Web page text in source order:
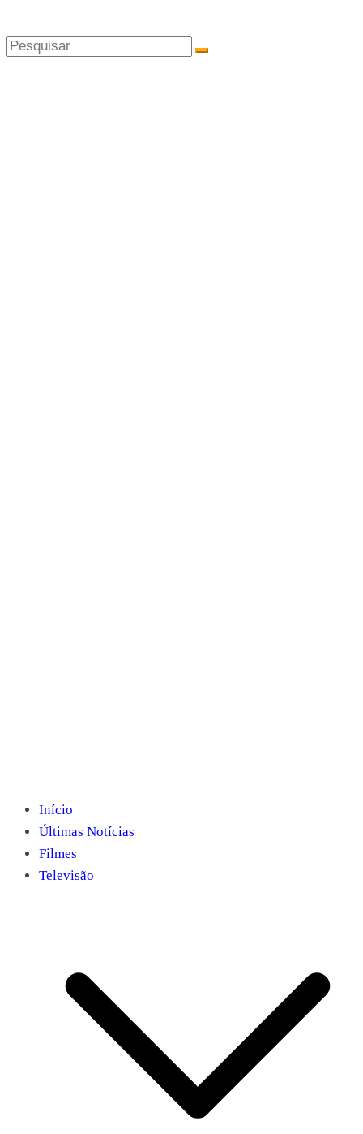
Início
Últimas Notícias
Filmes
Televisão